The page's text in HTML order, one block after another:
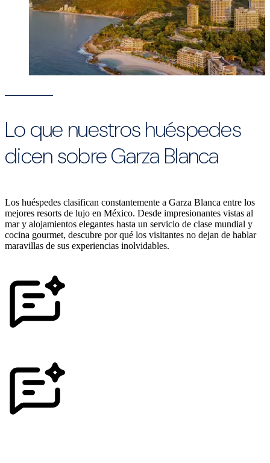
Lo que nuestros huéspedes
dicen sobre Garza Blanca
Los huéspedes clasifican constantemente a Garza Blanca entre los
mejores resorts de lujo en México. Desde impresionantes vistas al
mar y alojamientos elegantes hasta un servicio de clase mundial y
cocina gourmet, descubre por qué los visitantes no dejan de hablar
maravillas de sus experiencias inolvidables.